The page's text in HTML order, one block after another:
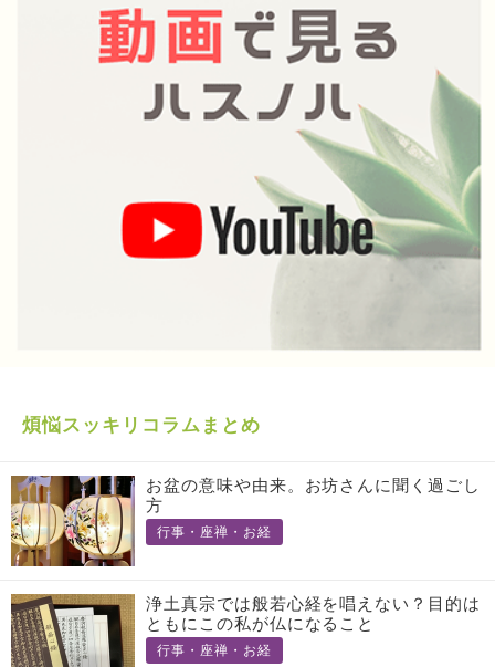
煩悩スッキリコラムまとめ
お盆の意味や由来。お坊さんに聞く過ごし
方
行事・座禅・お経
浄土真宗では般若心経を唱えない？目的は
ともにこの私が仏になること
行事・座禅・お経